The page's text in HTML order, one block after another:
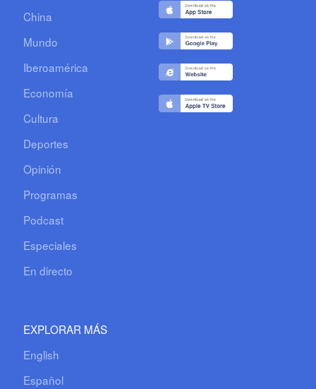
China
Mundo
Iberoamérica
Economía
Cultura
Deportes
Opinión
Programas
Podcast
Especiales
En directo
EXPLORAR MÁS
English
Español